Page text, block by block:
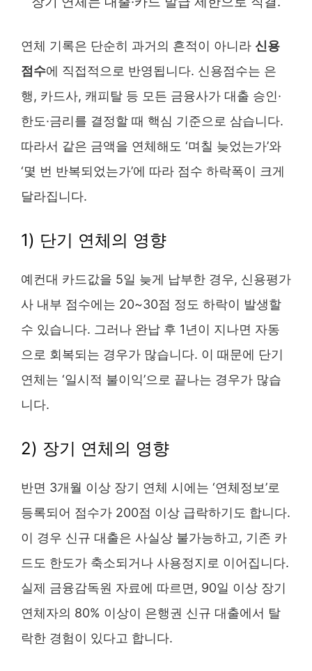
연체 기록은 단순히 과거의 흔적이 아니라 신용
점수에 직접적으로 반영됩니다. 신용점수는 은
행, 카드사, 캐피탈 등 모든 금융사가 대출 승인·
한도·금리를 결정할 때 핵심 기준으로 삼습니다.
따라서 같은 금액을 연체해도 ‘며칠 늦었는가’와
‘몇 번 반복되었는가’에 따라 점수 하락폭이 크게
달라집니다.
1) 단기 연체의 영향
예컨대 카드값을 5일 늦게 납부한 경우, 신용평가
사 내부 점수에는 20~30점 정도 하락이 발생할
수 있습니다. 그러나 완납 후 1년이 지나면 자동
으로 회복되는 경우가 많습니다. 이 때문에 단기
연체는 ‘일시적 불이익’으로 끝나는 경우가 많습
니다.
2) 장기 연체의 영향
반면 3개월 이상 장기 연체 시에는 ‘연체정보’로
등록되어 점수가 200점 이상 급락하기도 합니다.
이 경우 신규 대출은 사실상 불가능하고, 기존 카
드도 한도가 축소되거나 사용정지로 이어집니다.
실제 금융감독원 자료에 따르면, 90일 이상 장기
연체자의 80% 이상이 은행권 신규 대출에서 탈
락한 경험이 있다고 합니다.